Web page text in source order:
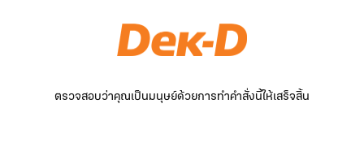
ตรวจสอบว่าคุณเป็นมนุษย์ด้วยการทำคำสั่งนี้ให้เสร็จสิ้น